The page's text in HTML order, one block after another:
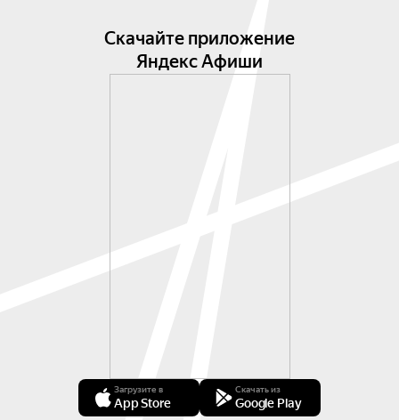
Скачайте приложение
Яндекс Афиши
Загрузите в
App Store
Скачать из
Google Play